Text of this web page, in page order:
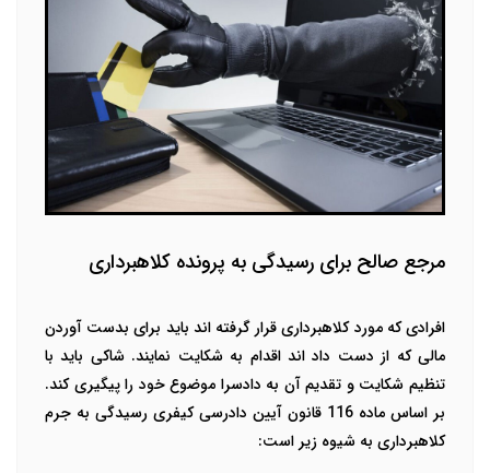
مرجع صالح برای رسیدگی به پرونده کلاهبرداری
افرادی که مورد کلاهبرداری قرار گرفته اند باید برای بدست آوردن
مالی که از دست داد اند اقدام به شکایت نمایند. شاکی باید با
تنظیم شکایت و تقدیم آن به دادسرا موضوع خود را پیگیری کند.
بر اساس ماده 116 قانون آیین دادرسی کیفری رسیدگی به جرم
کلاهبرداری به شیوه زیر است: